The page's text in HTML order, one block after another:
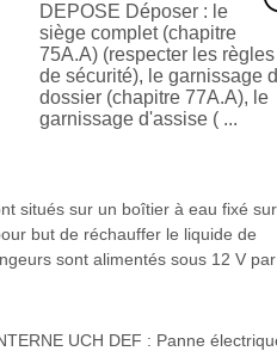
DEPOSE Déposer : le
siège complet (chapitre
75A.A) (respecter les règles
de sécurité), le garnissage
dossier (chapitre 77A.A), le
garnissage d'assise ( ...
situés sur un boîtier à eau fixé
but de réchauffer le liquide de
sont alimentés sous 12 V
UCH DEF : Panne